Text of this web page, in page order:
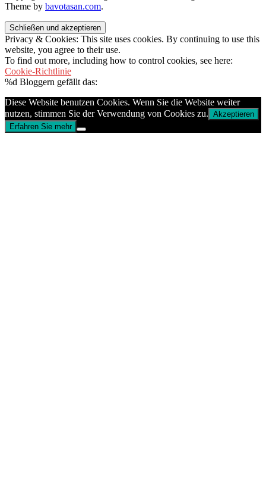
Theme by bavotasan.com.
Privacy & Cookies: This site uses cookies. By continuing to use this
website, you agree to their use.
To find out more, including how to control cookies, see here:
Cookie-Richtlinie
%d Bloggern gefällt das:
Diese Website benutzen Cookies. Wenn Sie die Website weiter
nutzen, stimmen Sie der Verwendung von Cookies zu. Akzeptieren
Erfahren Sie mehr